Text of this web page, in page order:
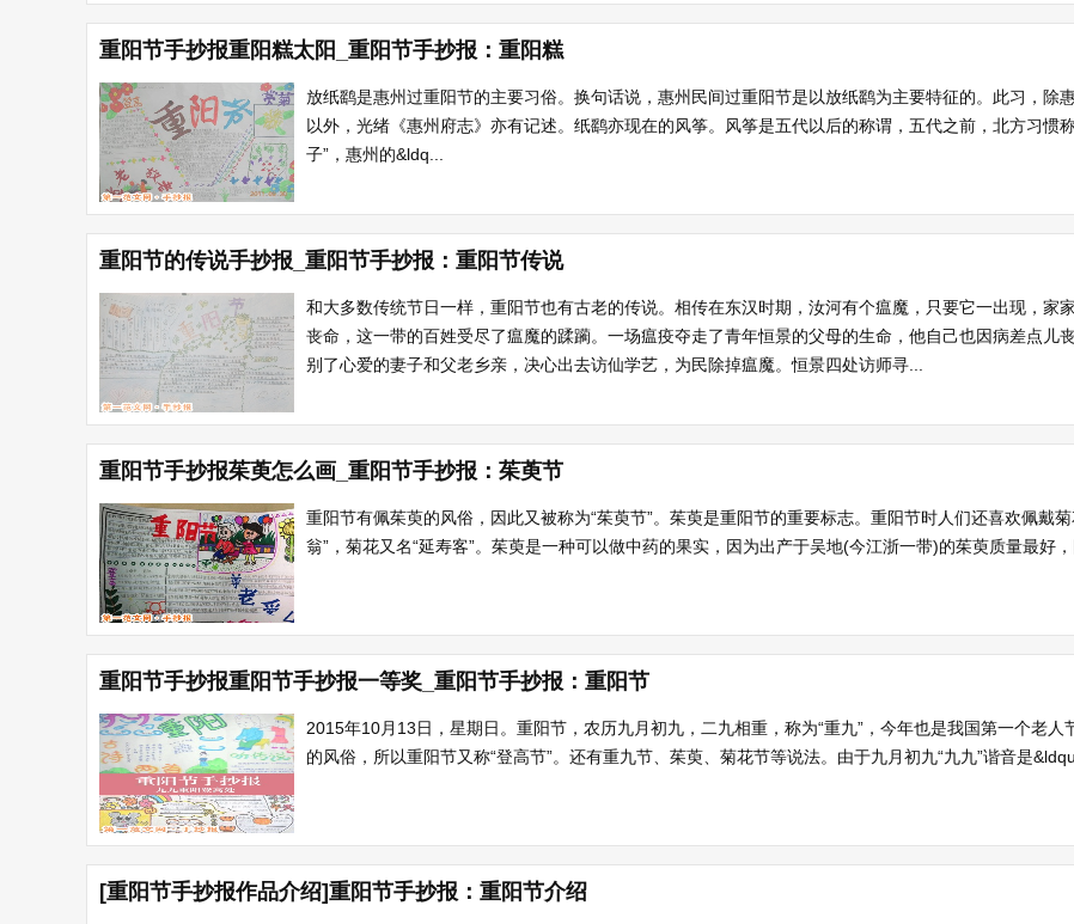
重阳节手抄报重阳糕太阳_重阳节手抄报：重阳糕
放纸鹞是惠州过重阳节的主要习俗。换句话说，惠州民间过重阳节是以放纸鹞为主要特征的。此习，除
以外，光绪《惠州府志》亦有记述。纸鹞亦现在的风筝。风筝是五代以后的称谓，五代之前，北方习惯
子”，惠州的&ldq...
重阳节的传说手抄报_重阳节手抄报：重阳节传说
和大多数传统节日一样，重阳节也有古老的传说。相传在东汉时期，汝河有个瘟魔，只要它一出现，家
丧命，这一带的百姓受尽了瘟魔的蹂躏。一场瘟疫夺走了青年恒景的父母的生命，他自己也因病差点儿
别了心爱的妻子和父老乡亲，决心出去访仙学艺，为民除掉瘟魔。恒景四处访师寻...
重阳节手抄报茱萸怎么画_重阳节手抄报：茱萸节
重阳节有佩茱萸的风俗，因此又被称为“茱萸节”。茱萸是重阳节的重要标志。重阳节时人们还喜欢佩戴
翁”，菊花又名“延寿客”。茱萸是一种可以做中药的果实，因为出产于吴地(今江浙一带)的茱萸质量最好，
重阳节手抄报重阳节手抄报一等奖_重阳节手抄报：重阳节
2015年10月13日，星期日。重阳节，农历九月初九，二九相重，称为“重九”，今年也是我国第一个老人
的风俗，所以重阳节又称“登高节”。还有重九节、茱萸、菊花节等说法。由于九月初九“九九”谐音是
[重阳节手抄报作品介绍]重阳节手抄报：重阳节介绍